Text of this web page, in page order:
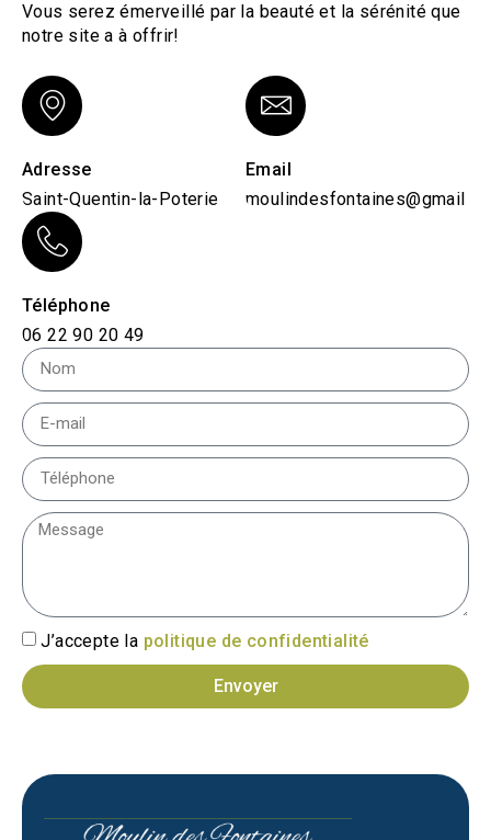
Vous serez émerveillé par la beauté et la sérénité que
notre site a à offrir!
J’accepte la politique de confidentialité
Envoyer
Adresse
Saint-Quentin-la-Poterie
Email
Téléphone
06 22 90 20 49